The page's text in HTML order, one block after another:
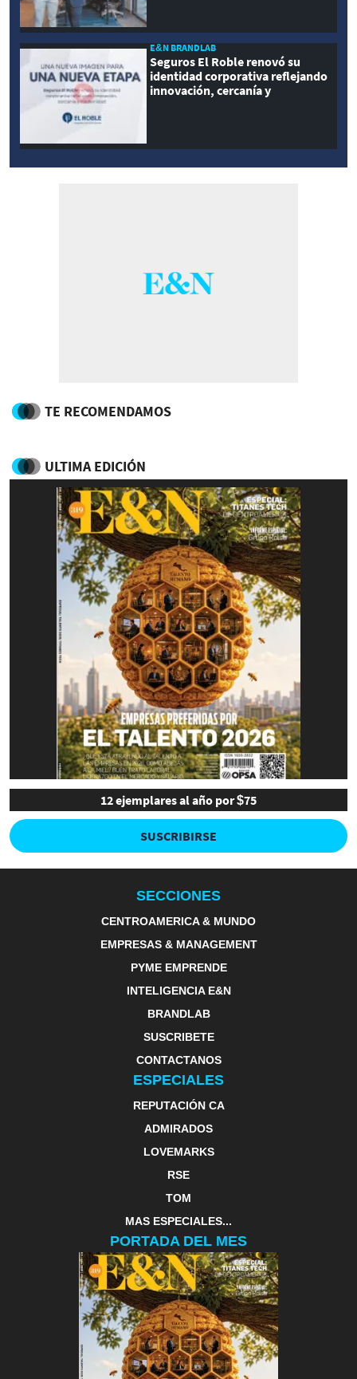
E&N BRANDLAB
Seguros El Roble renovó su
identidad corporativa reflejando
innovación, cercanía y
TE RECOMENDAMOS
ULTIMA EDICIÓN
12 ejemplares al año por $75
SUSCRIBIRSE
SECCIONES
CENTROAMERICA & MUNDO
EMPRESAS & MANAGEMENT
PYME EMPRENDE
INTELIGENCIA E&N
BRANDLAB
SUSCRIBETE
CONTACTANOS
ESPECIALES
REPUTACIÓN CA
ADMIRADOS
LOVEMARKS
RSE
TOM
MAS ESPECIALES...
PORTADA DEL MES